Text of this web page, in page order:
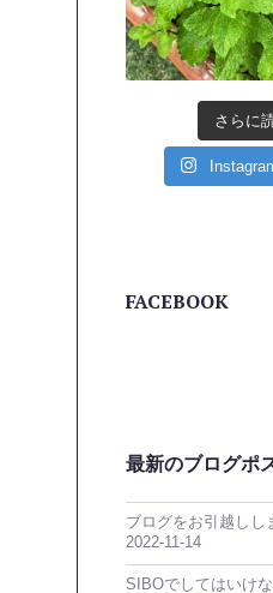
さらに
FACEBOOK
最新のブログポ
ブログをお引越しし
2022-11-14
SIBOでしてはいけ